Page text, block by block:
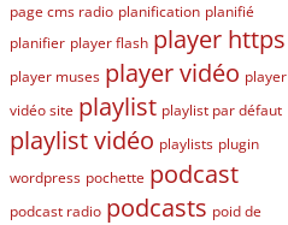
page cms radio planification planifié
planifier player flash player https
player muses player vidéo player
vidéo site playlist playlist par défaut
playlist vidéo playlists plugin
wordpress pochette podcast
podcast radio podcasts poid de